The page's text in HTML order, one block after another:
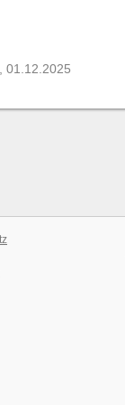
01.12.2025